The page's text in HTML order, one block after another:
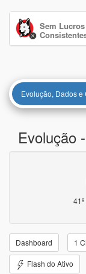
Sem Lucros
Evolução, Dados e
Evolução -
Dashboard 1
Flash do Ativo